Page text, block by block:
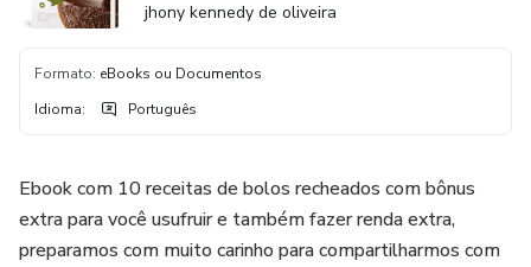
jhony kennedy de oliveira
Formato: eBooks ou Documentos
Idioma: Português
Ebook com 10 receitas de bolos recheados com bônus
extra para você usufruir e também fazer renda extra,
preparamos com muito carinho para compartilharmos com